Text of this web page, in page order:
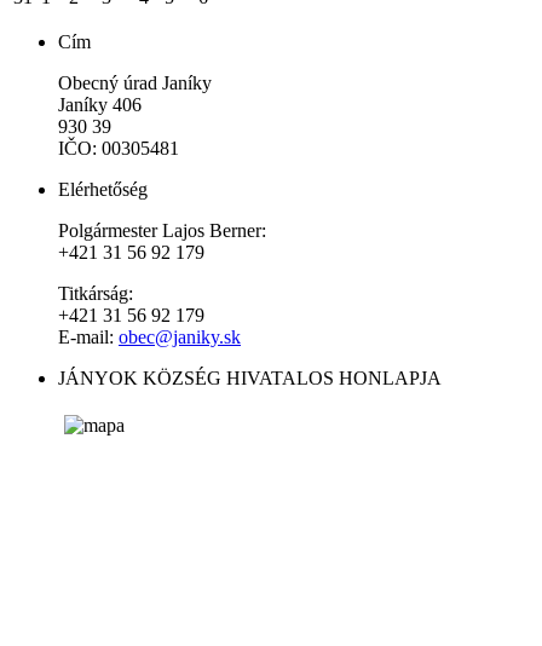
Cím
Obecný úrad Janíky
Janíky 406
930 39
IČO: 00305481
Elérhetőség
Polgármester Lajos Berner:
+421 31 56 92 179
Titkárság:
+421 31 56 92 179
E-mail: obec@janiky.sk
JÁNYOK KÖZSÉG HIVATALOS HONLAPJA